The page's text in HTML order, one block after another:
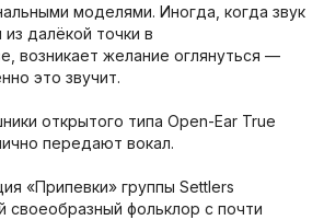
моделями. Иногда, когда звук
далёкой точки в
возникает желание оглянуться —
это звучит.
открытого типа Open-Ear True
передают вокал.
«Припевки» группы Settlers
своеобразный фольклор с почти